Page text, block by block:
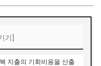
기]
지출의 기회비용을 산출